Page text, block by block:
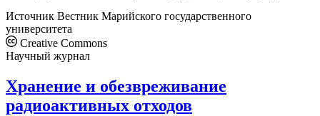
Источник Вестник Марийского государственного
университета
Creative Commons
Научный журнал
Хранение и обезвреживание
радиоактивных отходов